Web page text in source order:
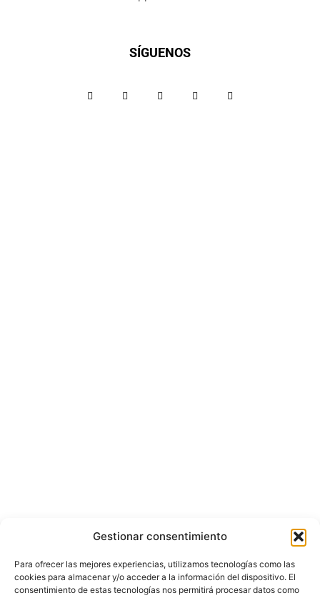
Gestionar consentimiento
Para ofrecer las mejores experiencias, utilizamos tecnologías como las
cookies para almacenar y/o acceder a la información del dispositivo. El
consentimiento de estas tecnologías nos permitirá procesar datos como
SÍGUENOS